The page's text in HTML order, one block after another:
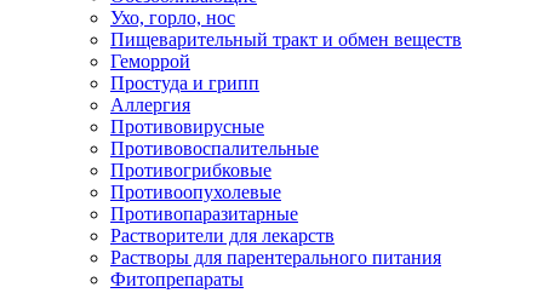
Ухо, горло, нос
Пищеварительный тракт и обмен веществ
Геморрой
Простуда и грипп
Аллергия
Противовирусные
Противовоспалительные
Противогрибковые
Противоопухолевые
Противопаразитарные
Растворители для лекарств
Растворы для парентерального питания
Фитопрепараты